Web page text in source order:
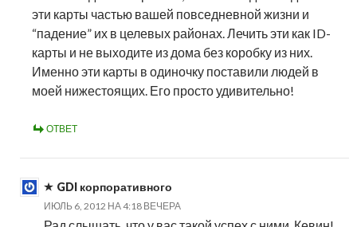
эти карты частью вашей повседневной жизни и
“падение” их в целевых районах. Лечить эти как ID-
карты и не выходите из дома без коробку из них.
Именно эти карты в одиночку поставили людей в
моей нижестоящих. Его просто удивительно!
ОТВЕТ
GDI корпоративного
ИЮЛЬ 6, 2012 НА 4:18 ВЕЧЕРА